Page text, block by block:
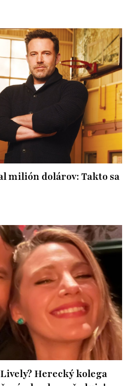
milión dolárov: Takto sa
Herecký kolega